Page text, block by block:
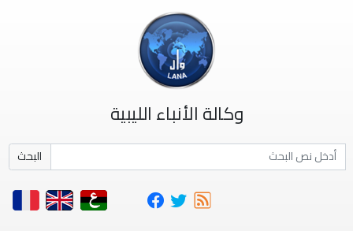
وكالة الأنباء الليبية
البحث